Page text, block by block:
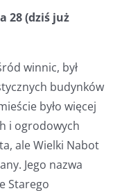
28 (dziś już
winnic, był
budynków
było więcej
i ogrodowych
ale Wielki Nabot
Jego nazwa
Starego